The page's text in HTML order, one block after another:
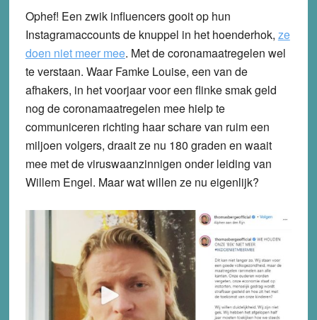
Ophef! Een zwik influencers gooit op hun
Instagramaccounts de knuppel in het hoenderhok, ze
doen niet meer mee. Met de coronamaatregelen wel
te verstaan. Waar Famke Louise, een van de
afhakers, in het voorjaar voor een flinke smak geld
nog de coronamaatregelen mee hielp te
communiceren richting haar schare van ruim een
miljoen volgers, draait ze nu 180 graden en waait
mee met de viruswaanzinnigen onder leiding van
Willem Engel. Maar wat willen ze nu eigenlijk?